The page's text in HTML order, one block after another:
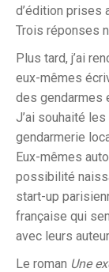
d’édition prises
Trois réponses
Plus tard, j’ai
eux-mêmes
des gendarmes
J’ai souhaité
gendarmerie
Eux-mêmes
possibilité
start-up
française qui
avec leurs
Le roman Une